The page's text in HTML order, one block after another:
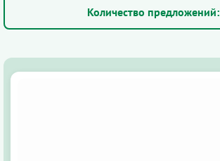
Количество предложений: